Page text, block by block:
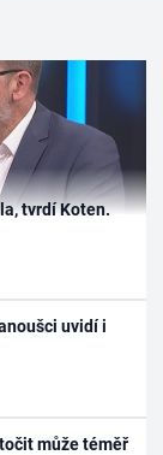
tvrdí Koten.
uvidí i
může téměř